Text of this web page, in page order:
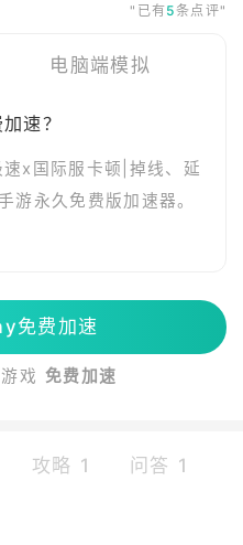
"已有5 条点评"
电脑端模拟
速？
x国际服卡顿|掉线、延
游永久免费版加速器。
免费加速
戏 免费加速
攻略 1 问答 1